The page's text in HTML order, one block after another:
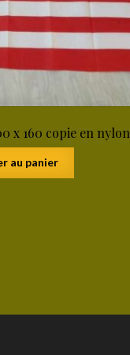
x 160 copie en nylon
au panier